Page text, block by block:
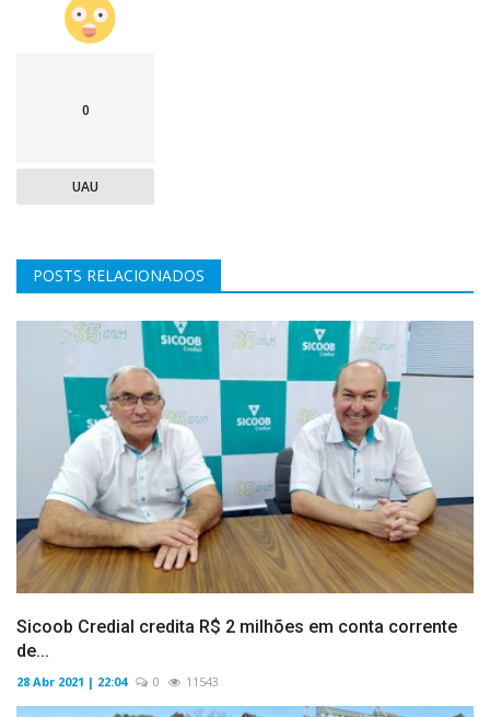
0
UAU
POSTS RELACIONADOS
Sicoob Credial credita R$ 2 milhões em conta corrente
de...
28 Abr 2021 | 22:04 0 11543